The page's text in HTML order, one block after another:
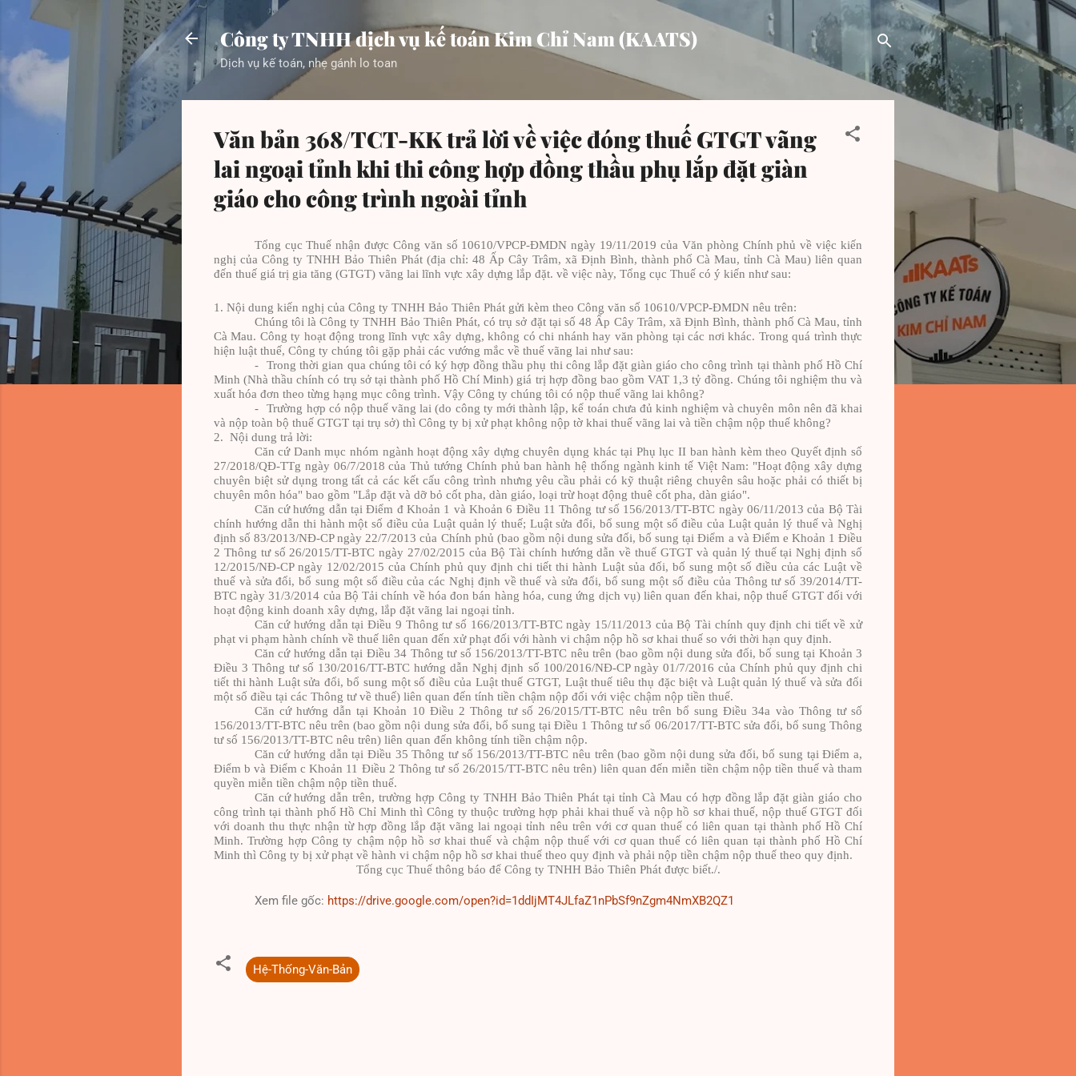
Công ty TNHH dịch vụ kế toán Kim Chỉ Nam (KAATS)
Dịch vụ kế toán, nhẹ gánh lo toan
Văn bản 368/TCT-KK trả lời về việc đóng thuế GTGT vãng
lai ngoại tỉnh khi thi công hợp đồng thầu phụ lắp đặt giàn
giáo cho công trình ngoài tỉnh
Tổng cục Thuế nhận được Công văn số 10610/VPCP-ĐMDN ngày 19/11/2019 của Văn phòng Chính phủ về việc kiến
nghị của Công ty TNHH Bảo Thiên Phát (địa chỉ: 48 Ấp Cây Trâm, xã Định Bình, thành phố Cà Mau, tỉnh Cà Mau) liên quan
đến thuế giá trị gia tăng (GTGT) vãng lai lĩnh vực xây dựng lắp đặt. về việc này, Tổng cục Thuế có ý kiến như sau:
1. Nội dung kiến nghị của Công ty TNHH Bảo Thiên Phát gửi kèm theo Công văn số 10610/VPCP-ĐMDN nêu trên:
Chúng tôi là Công ty TNHH Bảo Thiên Phát, có trụ sở đặt tại số 48 Ấp Cây Trâm, xã Định Bình, thành phố Cà Mau, tỉnh
Cà Mau. Công ty hoạt động trong lĩnh vực xây dựng, không có chi nhánh hay văn phòng tại các nơi khác. Trong quá trình thực
hiện luật thuế, Công ty chúng tôi gặp phải các vướng mắc về thuế vãng lai như sau:
-
Trong thời gian qua chúng tôi có ký hợp đồng thầu phụ thi công lắp đặt giàn giáo cho công trình tại thành phố Hồ Chí
Minh (Nhà thầu chính có trụ sở tại thành phố Hồ Chí Minh) giá trị hợp đồng bao gồmVAT 1,3 tỷ đồng. Chúng tôi nghiệm thu và
xuất hóa đơn theo từng hạng mục công trình. Vậy Công ty chúng tôi có nộp thuế vãng lai không?
-
Trường hợp có nộp thuế vãng lai (do công ty mới thành lập, kể toán chưa đủ kinh nghiệm và chuyên môn nên đã khai
và nộp toàn bộ thuế GTGT tại trụ sở) thì Công ty bị xử phạt không nộp tờ khai thuế vãng lai và tiền chậm nộp thuế không?
2. Nội dung trả lời:
Căn cứ Danh mục nhóm ngành hoạt động xây dựng chuyên dụng khác tại Phụ lục II ban hành kèm theo Quyết định số
27/2018/QĐ-TTg ngày 06/7/2018 của Thủ tướng Chính phủ ban hành hệ thống ngành kinh tế Việt Nam: "Hoạt động xây dựng
chuyên biệt sử dụng trong tất cả các kết cấu công trình nhưng yêu cầu phải có kỹ thuật riêng chuyên sâu hoặc phải có thiết bị
chuyên môn hóa" bao gồm "Lắp đặt và dỡ bỏ cốt pha, dàn giáo, loại trừ hoạt động thuê cốt pha, dàn giáo".
Căn cứ hướng dẫn tại Điểm đ Khoản 1 và Khoản 6 Điều 11 Thông tư số 156/2013/TT-BTC ngày 06/11/2013 của Bộ Tài
chính hướng dẫn thi hành một số điều của Luật quản lý thuế; Luật sửa đổi, bổ sung một số điều của Luật quản lý thuế và Nghị
định số 83/2013/NĐ-CP ngày 22/7/2013 của Chính phủ (bao gồm nội dung sửa đối, bố sung tạiĐiểm a và Điểm e Khoản 1 Điều
2 Thông tư số 26/2015/TT-BTC ngày 27/02/2015 của Bộ Tài chính hướng dẫn về thuế GTGT và quản lý thuế tại Nghị định số
12/2015/NĐ-CP ngày 12/02/2015 của Chính phủ quy định chi tiết thi hành Luật sủa đối, bố sung một số điều của các Luật về
thuế và sửa đổi, bổ sung một số điều của các Nghị định về thuế và sửa đổi, bổ sung một số điều của Thông tư số 39/2014/TT-
BTC ngày 31/3/2014 của Bộ Tải chính về hóa đon bán hàng hóa, cung ứng dịch vụ) liên quan đến khai, nộp thuế GTGT đối với
hoạt động kinh doanh xây dựng, lắp đặt vãng lai ngoại tỉnh.
Căn cứ hướng dẫn tại Điều 9 Thông tư số 166/2013/TT-BTC ngày 15/11/2013 của Bộ Tài chính quy định chi tiết về xử
phạt vi phạm hành chính về thuế liên quan đến xử phạt đối với hành vi chậm nộp hồ sơ khai thuế so với thời hạn quy định.
Căn cứ hướng dẫn tại Điều 34 Thông tư số 156/2013/TT-BTC nêu trên (bao gồm nội dung sửa đối, bố sung tại Khoản 3
Điều 3 Thông tư số 130/2016/TT-BTC hướng dẫn Nghị định số 100/2016/NĐ-CP ngày 01/7/2016 của Chính phủ quy định chi
tiết thi hành Luật sửa đổi, bổ sung một số điều của Luật thuế GTGT, Luật thuế tiêu thụ đặc biệt và Luật quản lý thuế và sửa đổi
một số điều tại các Thông tư về thuế) liên quan đến tính tiền chậm nộp đối với việc chậm nộp tiền thuế.
Căn cứ hướng dẫn tại Khoản 10 Điều 2 Thông tư số 26/2015/TT-BTC nêu trên bổ sung Điều 34a vào Thông tư số
156/2013/TT-BTC nêu trên (bao gồm nội dung sửa đổi, bổ sung tại Điều 1 Thông tư số 06/2017/TT-BTC sửa đổi, bổ sung Thông
tư số 156/2013/TT-BTC nêu trên) liên quan đến không tính tiền chậm nộp.
Căn cứ hướng dẫn tại Điều 35 Thông tư số 156/2013/TT-BTC nêu trên (bao gồm nội dung sửa đối, bố sung tại Điểm a,
Điểm b và Điểm c Khoản 11 Điều 2 Thông tư số 26/2015/TT-BTC nêu trên) liên quan đến miễn tiền chậm nộp tiền thuế và tham
quyền miễn tiền chậm nộp tiền thuế.
Căn cứ hướng dẫn trên, trường hợp Công ty TNHH Bảo Thiên Phát tại tỉnh Cà Mau có hợp đồng lắp đặt giàn giáo cho
công trình tại thành phố Hồ Chỉ Minh thì Công ty thuộc trường hợp phải khai thuế và nộp hồ sơ khai thuế, nộp thuế GTGT đối
với doanh thu thực nhận từ hợp đồng lắp đặt vãng lai ngoại tỉnh nêu trên với cơ quan thuế có liên quan tại thành phố Hồ Chí
Minh. Trường hợp Công ty chậm nộp hồ sơ khai thuế và chậm nộp thuế với cơ quan thuế có liên quan tại thành phố Hồ Chí
Minh thì Công ty bị xử phạt về hành vi chậm nộp hồ sơ khai thuế theo quy định và phải nộp tiền chậm nộp thuế theo quy định.
Tổng cục Thuế thông báo để Công ty TNHH Bảo Thiên Phát được biết./.
Xem file gốc: https://drive.google.com/open?id=1ddIjMT4JLfaZ1nPbSf9nZgm4NmXB2QZ1
Hệ-Thống-Văn-Bản